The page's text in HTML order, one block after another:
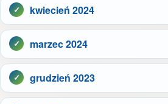
kwiecień 2024
marzec 2024
grudzień 2023